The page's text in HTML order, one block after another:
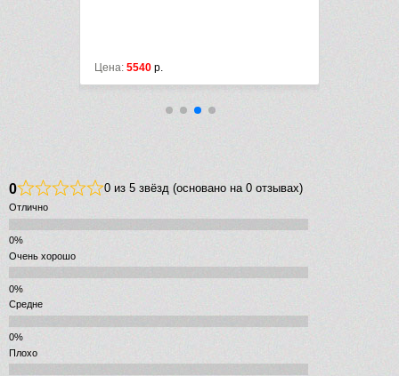
Цена: 5540 р.
0 0 из 5 звёзд (основано на 0 отзывах)
Отлично
Очень хорошо
Средне
Плохо